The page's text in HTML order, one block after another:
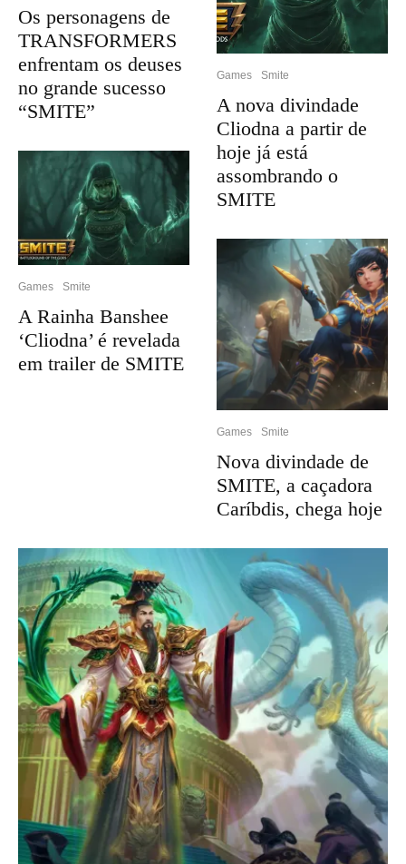
Os personagens de
TRANSFORMERS
enfrentam os deuses
no grande sucesso
“SMITE”
Games Smite
A Rainha Banshee
‘Cliodna’ é revelada
em trailer de SMITE
Games Smite
A nova divindade
Cliodna a partir de
hoje já está
assombrando o
SMITE
Games Smite
Nova divindade de
SMITE, a caçadora
Caríbdis, chega hoje